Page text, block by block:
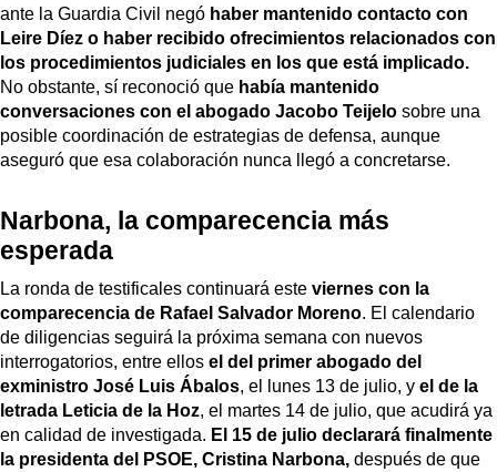
ante la Guardia Civil negó haber mantenido contacto con
Leire Díez o haber recibido ofrecimientos relacionados con
los procedimientos judiciales en los que está implicado.
No obstante, sí reconoció que había mantenido
conversaciones con el abogado Jacobo Teijelo sobre una
posible coordinación de estrategias de defensa, aunque
aseguró que esa colaboración nunca llegó a concretarse.
Narbona, la comparecencia más
esperada
La ronda de testificales continuará este viernes con la
comparecencia de Rafael Salvador Moreno. El calendario
de diligencias seguirá la próxima semana con nuevos
interrogatorios, entre ellos el del primer abogado del
exministro José Luis Ábalos, el lunes 13 de julio, y el de la
letrada Leticia de la Hoz, el martes 14 de julio, que acudirá ya
en calidad de investigada. El 15 de julio declarará finalmente
la presidenta del PSOE, Cristina Narbona, después de que